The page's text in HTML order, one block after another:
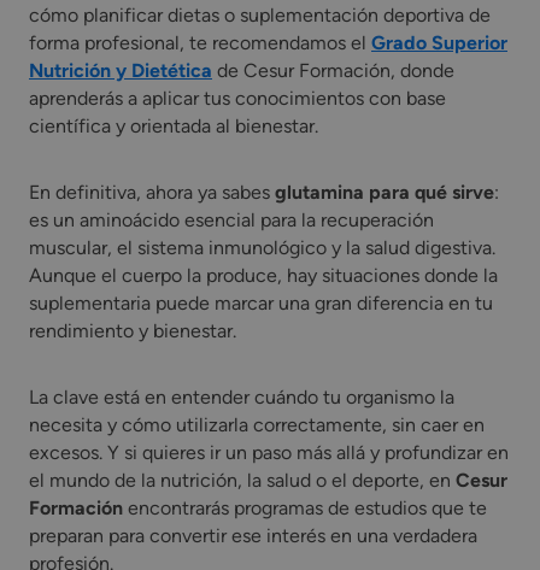
cómo planificar dietas o suplementación deportiva de
forma profesional, te recomendamos el Grado Superior
Nutrición y Dietética de Cesur Formación, donde
aprenderás a aplicar tus conocimientos con base
científica y orientada al bienestar.
En definitiva, ahora ya sabes glutamina para qué sirve:
es un aminoácido esencial para la recuperación
muscular, el sistema inmunológico y la salud digestiva.
Aunque el cuerpo la produce, hay situaciones donde la
suplementaria puede marcar una gran diferencia en tu
rendimiento y bienestar.
La clave está en entender cuándo tu organismo la
necesita y cómo utilizarla correctamente, sin caer en
excesos. Y si quieres ir un paso más allá y profundizar en
el mundo de la nutrición, la salud o el deporte, en Cesur
Formación encontrarás programas de estudios que te
preparan para convertir ese interés en una verdadera
profesión.